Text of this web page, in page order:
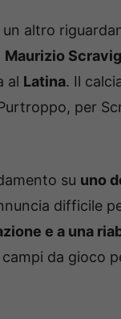
altro
Maurizio
al Latina. Il
per
su uno
difficile
e a una
da gioco